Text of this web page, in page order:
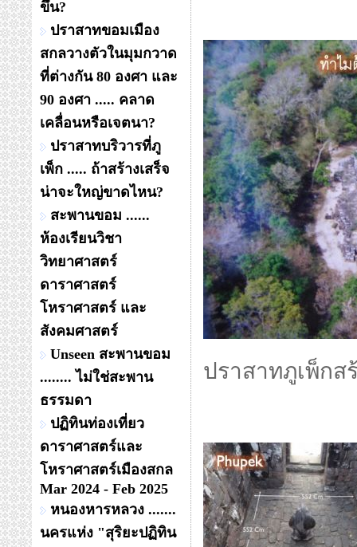
ขึ้น?
ปราสาทขอมเมือง
สกลวางตัวในมุมกวาด
ที่ต่างกัน 80 องศา และ
90 องศา ..... คลาด
เคลื่อนหรือเจตนา?
ปราสาทบริวารที่ภู
เพ็ก ..... ถ้าสร้างเสร็จ
น่าจะใหญ่ขาดไหน?
สะพานขอม ......
ห้องเรียนวิชา
วิทยาศาสตร์
ดาราศาสตร์
โหราศาสตร์ และ
สังคมศาสตร์
Unseen สะพานขอม
........ ไม่ใช่สะพาน
ธรรมดา
ปฏิทินท่องเที่ยว
ดาราศาสตร์และ
โหราศาสตร์เมืองสกล
Mar 2024 - Feb 2025
หนองหารหลวง .......
นครแห่ง "สุริยะปฏิทิน
ปราสาทภูเพ็กส